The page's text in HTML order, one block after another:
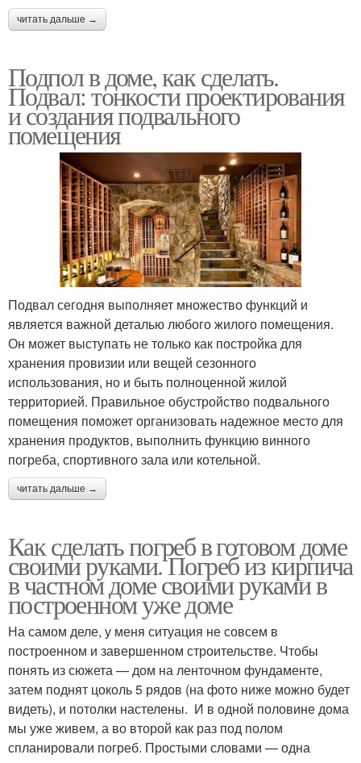
читать дальше →
Подпол в доме, как сделать.
Подвал: тонкости проектирования
и создания подвального
помещения
Подвал сегодня выполняет множество функций и
является важной деталью любого жилого помещения.
Он может выступать не только как постройка для
хранения провизии или вещей сезонного
использования, но и быть полноценной жилой
территорией. Правильное обустройство подвального
помещения поможет организовать надежное место для
хранения продуктов, выполнить функцию винного
погреба, спортивного зала или котельной.
читать дальше →
Как сделать погреб в готовом доме
своими руками. Погреб из кирпича
в частном доме своими руками в
построенном уже доме
На самом деле, у меня ситуация не совсем в
построенном и завершенном строительстве. Чтобы
понять из сюжета — дом на ленточном фундаменте,
затем поднят цоколь 5 рядов (на фото ниже можно будет
видеть), и потолки настелены. И в одной половине дома
мы уже живем, а во второй как раз под полом
спланировали погреб. Простыми словами — одна